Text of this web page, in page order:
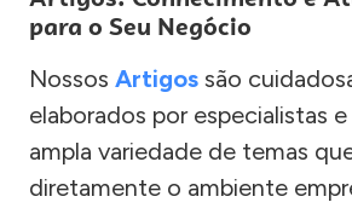
para o Seu Negócio
Nossos Artigos são
elaborados por especialistas
ampla variedade de temas
diretamente o ambiente